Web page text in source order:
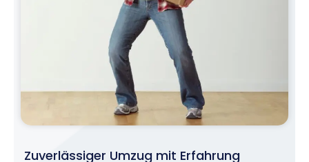
Zuverlässiger Umzug mit Erfahrung